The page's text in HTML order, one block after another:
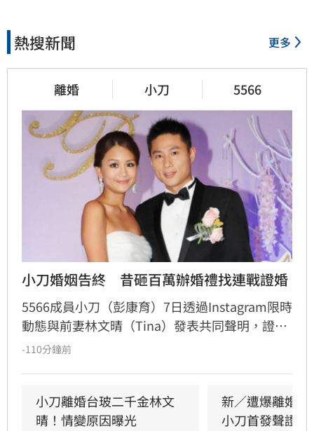
熱搜新聞 更多
離婚 小刀 5566
小刀婚姻告終　昔砸百萬辦婚禮找連戰證婚
5566成員小刀（彭康育）7日透過Instagram限時
動態與前妻林文晴（Tina）發表共同聲明，證實
兩人已結束14年婚姻。聲明中表示，兩人其實已
同陪伴、守護一對子女成長，同時希望外界尊重
雙方決定，之後不再對離婚一事做任何回應。
-110分鐘前
小刀離婚台玻二千金林文
晴！情變原因曝光
新／遭爆離婚
小刀首發聲證實